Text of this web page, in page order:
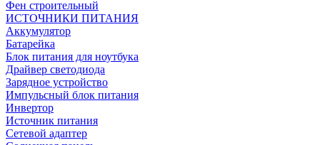
Фен строительный
ИСТОЧНИКИ ПИТАНИЯ
Аккумулятор
Батарейка
Блок питания для ноутбука
Драйвер светодиода
Зарядное устройство
Импульсный блок питания
Инвертор
Источник питания
Сетевой адаптер